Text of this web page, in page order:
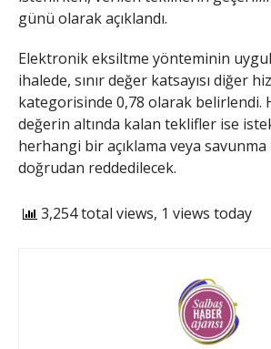
günü olarak açıklandı.
​Elektronik eksiltme yönteminin
ihalede, sınır değer katsayısı diğer
kategorisinde 0,78 olarak belirlendi.
değerin altında kalan teklifler ise
herhangi bir açıklama veya
doğrudan reddedilecek.
3,254 total views, 1 views today